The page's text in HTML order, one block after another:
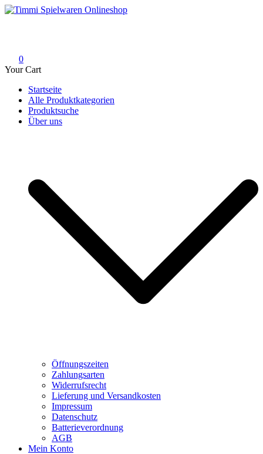
Skip
0
Your Cart
Startseite
Alle Produktkategorien
Produktsuche
Über uns
Öffnungszeiten
Zahlungsarten
Widerrufsrecht
Lieferung und Versandkosten
Impressum
Datenschutz
Batterieverordnung
AGB
Mein Konto